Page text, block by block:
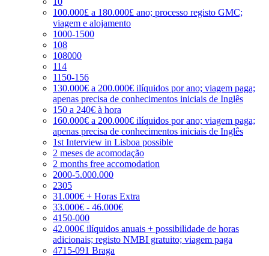
100.000£ a 180.000£ ano; processo registo GMC;
viagem e alojamento
1000-1500
108
108000
114
1150-156
130.000€ a 200.000€ ilíquidos por ano; viagem paga;
apenas precisa de conhecimentos iniciais de Inglês
150 a 240€ à hora
160.000€ a 200.000€ ilíquidos por ano; viagem paga;
apenas precisa de conhecimentos iniciais de Inglês
1st Interview in Lisboa possible
2 meses de acomodação
2 months free accomodation
2000-5.000.000
2305
31.000€ + Horas Extra
33.000€ - 46.000€
4150-000
42.000€ ilíquidos anuais + possibilidade de horas
adicionais; registo NMBI gratuito; viagem paga
4715-091 Braga